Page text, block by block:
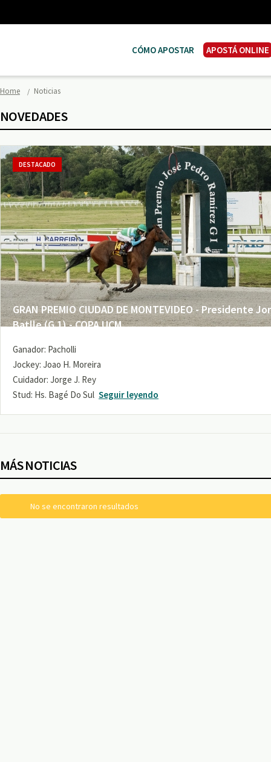
CÓMO APOSTAR APOSTÁ ONLINE
Home Noticias
NOVEDADES
GRAN PREMIO CIUDAD DE MONTEVIDEO - Presidente
Batlle (G 1) - COPA UCM
DESTACADO
Ganador: Pacholli
Jockey: Joao H. Moreira
Cuidador: Jorge J. Rey
Stud: Hs. Bagé Do Sul Seguir leyendo
MÁS NOTICIAS
No se encontraron resultados